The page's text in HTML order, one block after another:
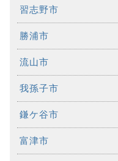
習志野市
勝浦市
流山市
我孫子市
鎌ケ谷市
富津市